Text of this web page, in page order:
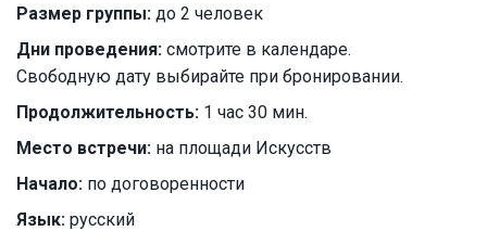
Размер группы: до 2 человек
Дни проведения: смотрите в календаре.
Свободную дату выбирайте при бронировании.
Продолжительность: 1 час 30 мин.
Место встречи: на площади Искусств
Начало: по договоренности
Язык: русский